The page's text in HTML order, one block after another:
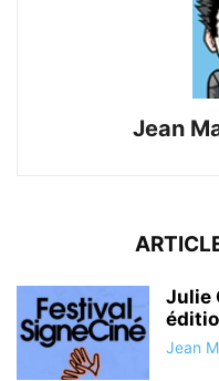
Jean
Julie
Jean